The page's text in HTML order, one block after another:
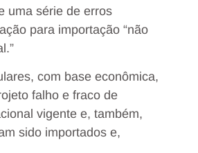
uma série de erros
para importação “não
com base econômica,
falho e fraco de
vigente e, também,
sido importados e,